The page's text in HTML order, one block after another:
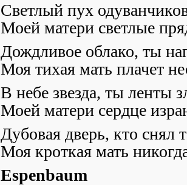
Светлый пух
Моей матери светлые
Дождливое облако, ты
Моя тихая мать плачет
В небе звезда, ты ленты
Моей матери сердце
Дубовая дверь, кто снял
Моя кроткая мать
Espenbaum